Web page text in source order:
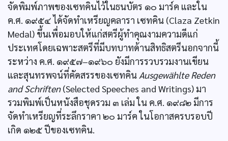
จัดพิมพ์ภาพของเซทคินไว้ในธนบัตร ๑๐ มาร์ค และใน
ค.ศ. ๑๙๕๔ ได้จัดทำเหรียญคลารา เซทคิน (Claza Zetkin
Medal) ขึ้นเพื่อมอบให้แก่สตรีผู้ทำคุณงามความดีแก่
ประเทศโดยเฉพาะสตรีที่มีบทบาทด้านสิทธิสตรีนอกจากนี้
ระหว่าง ค.ศ. ๑๙๕๗–๑๙๖๐ ยังมีการรวบรวมงานเขียน
และสุนทรพจน์ที่คัดสรรของเซทคิน Ausgewählte Reden
and Schriften(Selected Speeches and Writings) มา
รวมพิมพ์เป็นหนังสือชุดรวม ๓ เล่ม ใน ค.ศ. ๑๙๘๒ มีการ
จัดทำเหรียญที่ระลึกราคา ๒๐ มาร์ค ในโอกาสครบรอบปี
เกิด ๑๒๕ ปีของเซทคิน.